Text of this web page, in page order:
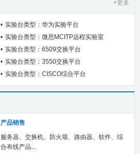
+更多
实验台类型：华为实验平台
实验台类型：微思MCITP远程实验室
实验台类型：6509交换平台
实验台类型：3550交换平台
实验台类型：CISCO综合平台
产品销售
服务器、交换机、防火墙、路由器、软件、综
合布线产品...